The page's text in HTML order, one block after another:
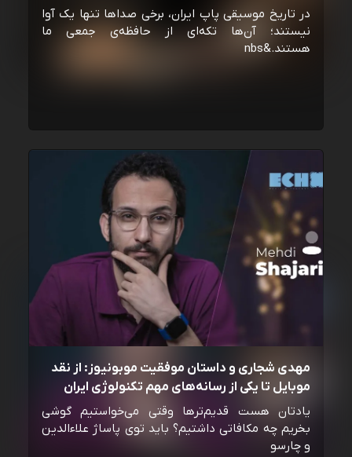
در تاریخ موسیقی پاپ ایران، برخی صداها تنها یک آوا
نیستند؛ آن‌ها تکه‌ای از حافظه‌ی جمعی ما
هستند.&nbs
مهدی شجاری و داستان موفقیت موبونیوز: از نقد
موبایل تا یکی از رسانه‌‌های مهم تکنولوژی ایران
یادتان هست قدیم‌ترها وقتی می‌خواستیم گوشی
بخریم چه مکافاتی داشتیم؟ باید توی پاساژ علاءالدین
و چارسو